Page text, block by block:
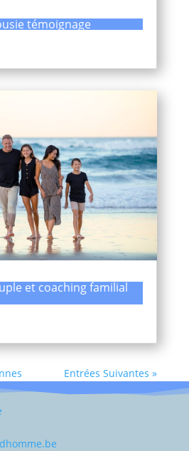
témoignage
et coaching familial
Entrées Suivantes »